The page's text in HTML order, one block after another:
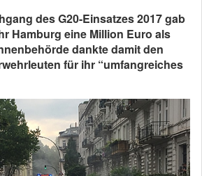
des G20-Einsatzes 2017 gab
Hamburg eine Million Euro als
dankte damit den
für ihr “umfangreiches